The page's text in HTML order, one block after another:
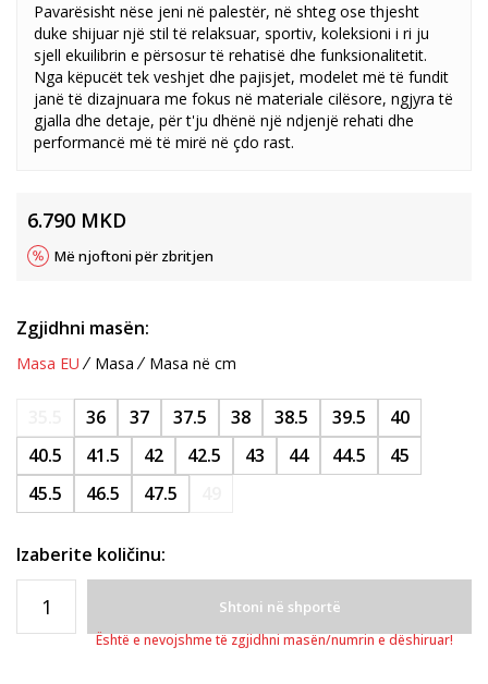
Pavarësisht nëse jeni në palestër, në shteg ose thjesht
duke shijuar një stil të relaksuar, sportiv, koleksioni i ri ju
sjell ekuilibrin e përsosur të rehatisë dhe funksionalitetit.
Nga këpucët tek veshjet dhe pajisjet, modelet më të fundit
janë të dizajnuara me fokus në materiale cilësore, ngjyra të
gjalla dhe detaje, për t'ju dhënë një ndjenjë rehati dhe
performancë më të mirë në çdo rast.
6.790 MKD
Më njoftoni për zbritjen
Zgjidhni masën:
Masa EU Masa Masa në cm
36 37 37.5 38 38.5 39.5
40
40.5
41.5 42 42.5 43 44 44.5
45
45.5
46.5 47.5
Izaberite količinu:
Shtoni në shportë
Është e nevojshme të zgjidhni masën/numrin e dëshiruar!